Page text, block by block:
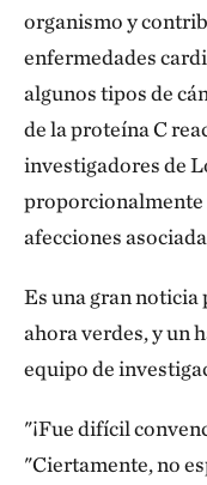
organismo y
enfermedades
algunos tipos de
de la proteína C
investigadores de
proporcionalmente
afecciones
Es una gran noticia
ahora verdes, y un
equipo de
"¡Fue difícil
"Ciertamente, no